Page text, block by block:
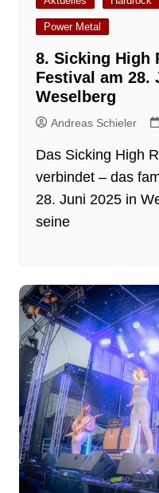
Power Metal
8. Sicking High
Festival am 28.
Weselberg
Andreas Schieler
Das Sicking High
verbindet – das
28. Juni 2025 in
seine